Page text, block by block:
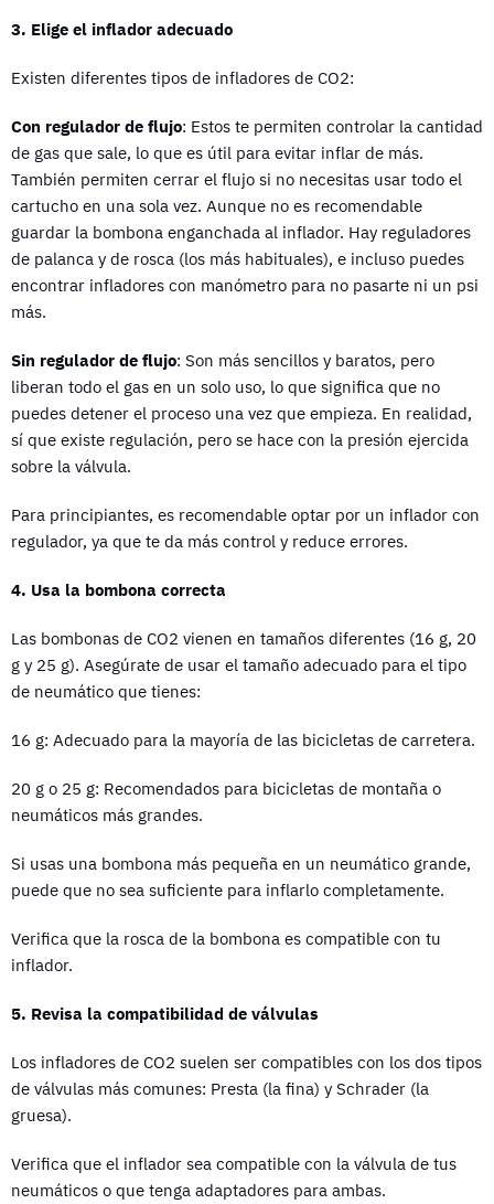
3. Elige el inflador adecuado
Existen diferentes tipos de infladores de CO2:
Con regulador de flujo: Estos te permiten controlar la cantidad
de gas que sale, lo que es útil para evitar inflar de más.
También permiten cerrar el flujo si no necesitas usar todo el
cartucho en una sola vez. Aunque no es recomendable
guardar la bombona enganchada al inflador. Hay reguladores
de palanca y de rosca (los más habituales), e incluso puedes
encontrar infladores con manómetro para no pasarte ni un psi
más.
Sin regulador de flujo: Son más sencillos y baratos, pero
liberan todo el gas en un solo uso, lo que significa que no
puedes detener el proceso una vez que empieza. En realidad,
sí que existe regulación, pero se hace con la presión ejercida
sobre la válvula.
Para principiantes, es recomendable optar por un inflador con
regulador, ya que te da más control y reduce errores.
4. Usa la bombona correcta
Las bombonas de CO2 vienen en tamaños diferentes (16 g, 20
g y 25 g). Asegúrate de usar el tamaño adecuado para el tipo
de neumático que tienes:
16 g: Adecuado para la mayoría de las bicicletas de carretera.
20 g o 25 g: Recomendados para bicicletas de montaña o
neumáticos más grandes.
Si usas una bombona más pequeña en un neumático grande,
puede que no sea suficiente para inflarlo completamente.
Verifica que la rosca de la bombona es compatible con tu
inflador.
5. Revisa la compatibilidad de válvulas
Los infladores de CO2 suelen ser compatibles con los dos tipos
de válvulas más comunes: Presta (la fina) y Schrader (la
gruesa).
Verifica que el inflador sea compatible con la válvula de tus
neumáticos o que tenga adaptadores para ambas.